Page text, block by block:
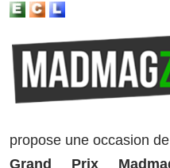
propose une occasion
Grand Prix